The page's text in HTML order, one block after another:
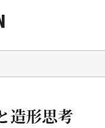
造形思考